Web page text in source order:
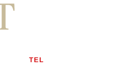
TEL